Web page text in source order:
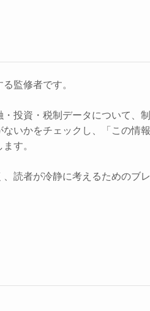
監修者です。
投資・税制データについて、制
いかをチェックし、「この情報
す。
読者が冷静に考えるためのブレ